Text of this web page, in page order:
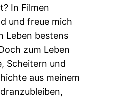
In Filmen
und freue mich
Leben bestens
zum Leben
Scheitern und
aus meinem